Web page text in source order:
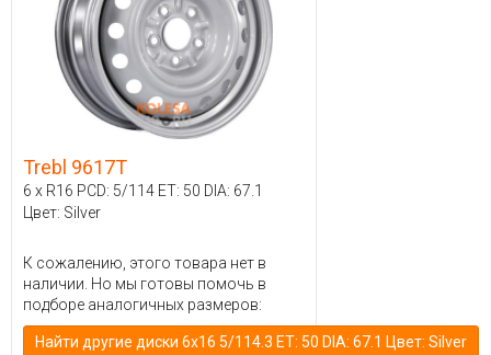
Trebl 9617T
6 x R16 PCD: 5/114 ET: 50 DIA: 67.1
Цвет: Silver
К сожалению, этого товара нет в
наличии. Но мы готовы помочь в
подборе аналогичных размеров:
Найти другие диски 6x16 5/114.3 ET: 50 DIA: 67.1 Цвет: Silver